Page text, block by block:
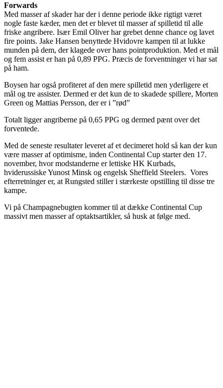
Forwards
Med masser af skader har der i denne periode ikke rigtigt været
nogle faste kæder, men det er blevet til masser af spilletid til alle
friske angribere. Især Emil Oliver har grebet denne chance og lavet
fire points. Jake Hansen benyttede Hvidovre kampen til at lukke
munden på dem, der klagede over hans pointproduktion. Med et mål
og fem assist er han på 0,89 PPG. Præcis de forventninger vi har sat
på ham.
Boysen har også profiteret af den mere spilletid men yderligere et
mål og tre assister. Dermed er det kun de to skadede spillere, Morten
Green og Mattias Persson, der er i ”rød”
Totalt ligger angriberne på 0,65 PPG og dermed pænt over det
forventede.
Med de seneste resultater leveret af et decimeret hold så kan der kun
være masser af optimisme, inden Continental Cup starter den 17.
november, hvor modstanderne er lettiske HK Kurbads,
hviderussiske Yunost Minsk og engelsk Sheffield Steelers. Vores
efterretninger er, at Rungsted stiller i stærkeste opstilling til disse tre
kampe.
Vi på Champagnebugten kommer til at dække Continental Cup
massivt men masser af optaktsartikler, så husk at følge med.